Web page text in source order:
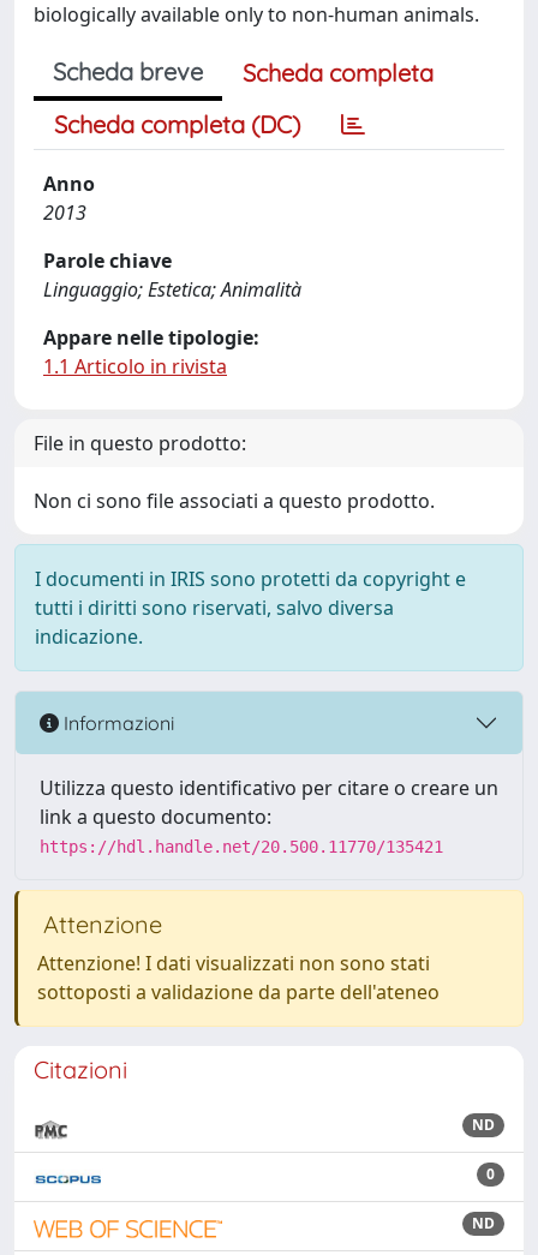
biologically available only to non-human animals.
Scheda breve
Scheda completa
Scheda completa (DC)
Anno
2013
Parole chiave
Linguaggio; Estetica; Animalità
Appare nelle tipologie:
1.1 Articolo in rivista
File in questo prodotto:
Non ci sono file associati a questo prodotto.
I documenti in IRIS sono protetti da copyright e
tutti i diritti sono riservati, salvo diversa
indicazione.
Informazioni
Utilizza questo identificativo per citare o creare un
link a questo documento:
https://hdl.handle.net/20.500.11770/135421
Attenzione
Attenzione! I dati visualizzati non sono stati
sottoposti a validazione da parte dell'ateneo
Citazioni
ND
0
ND